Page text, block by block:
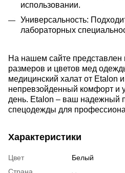
использовании.
Универсальность:
лабораторных
На нашем сайте
размеров и цветов мед
медицинский халат от Etalon
непревзойденный комфорт и
день. Etalon – ваш надежный
спецодежды для
Характеристики
Цвет
Белый